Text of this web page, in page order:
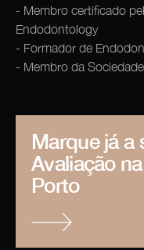
- Membro certificado
Endodontology
- Formador de
- Membro da
Marque já a
Avaliação
Porto